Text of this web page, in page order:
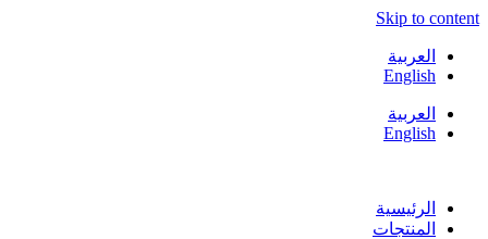
Skip to
العربية
English
العربية
English
الرئيسية
المنتجات